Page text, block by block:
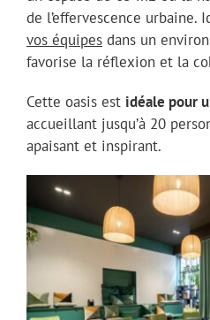
de l’effervescence urbaine.
vos équipesdans un
favorise la réflexion et la
Cette oasis est idéale pour
accueillant jusqu’à 20
apaisant et inspirant.